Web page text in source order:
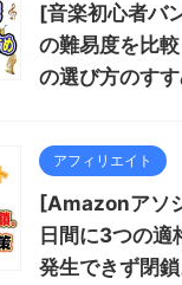
[音楽初心者バ
の難易度を比
の選び方のす
アフィリエイト
[Amazonアソ
日間に3つの適
発生できず閉